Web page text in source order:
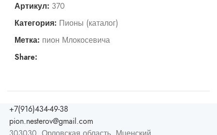
Артикул: 370
Категория: Пионы (каталог)
Метка: пион Млокосевича
Share:
+7(916)434-49-38
pion.nesterov@gmail.com